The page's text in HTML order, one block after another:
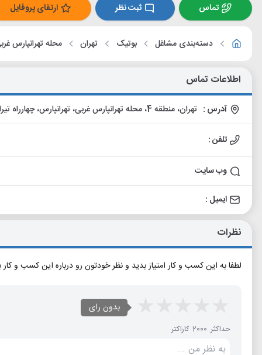
تماس ثبت نظر ارتقای پروفایل
دسته‌بندی مشاغل بوتیک تهران محله تهرانپارس
اطلاعات تماس
آدرس : تهران، منطقه 4، محله تهرانپارس غربی، تهرانپارس، چهارراه تیرانداز، نرسیده به باقری، پلاک 167، ساختمان سرو، واحد 3
تلفن :
وب سایت
ایمیل :
نظرات
لطفا به این کسب و کار امتیاز بدید و نظر خودتون رو درباره این کسب و کار
بدون رای
حداکثر 2000 کاراکتر